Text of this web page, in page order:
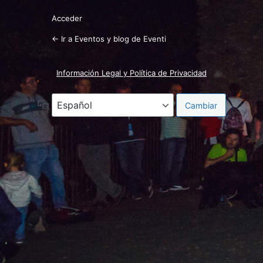
Acceder
← Ir a Eventos y blog de Eventi
Información Legal y Política de Privacidad
Idioma